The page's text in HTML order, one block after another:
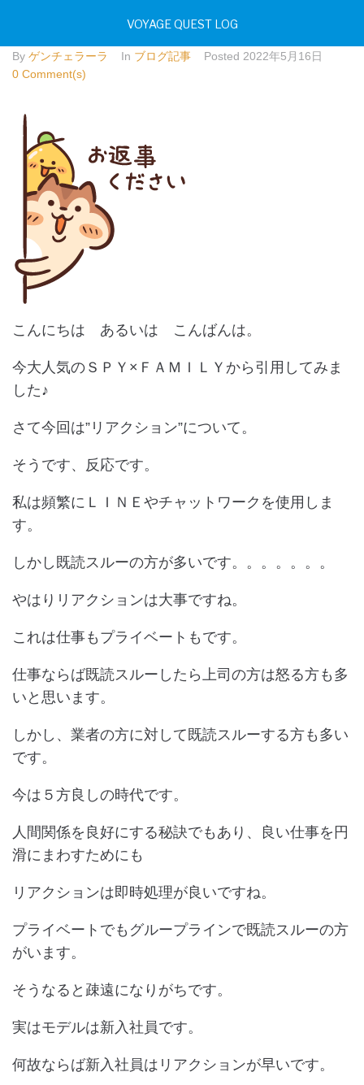
VOYAGE QUEST LOG
ゲンチェラBlog～魅道の極み～Vol.29
By ゲンチェラーラ In ブログ記事 Posted 2022年5月16日
0 Comment(s)
こんにちは あるいは こんばんは。
今大人気のＳＰＹ×ＦＡＭＩＬＹから引用してみま
した♪
さて今回は”リアクション”について。
そうです、反応です。
私は頻繁にＬＩＮＥやチャットワークを使用しま
す。
しかし既読スルーの方が多いです。。。。。。。
やはりリアクションは大事ですね。
これは仕事もプライベートもです。
仕事ならば既読スルーしたら上司の方は怒る方も多
いと思います。
しかし、業者の方に対して既読スルーする方も多い
です。
今は５方良しの時代です。
人間関係を良好にする秘訣でもあり、良い仕事を円
滑にまわすためにも
リアクションは即時処理が良いですね。
プライベートでもグループラインで既読スルーの方
がいます。
そうなると疎遠になりがちです。
実はモデルは新入社員です。
何故ならば新入社員はリアクションが早いです。